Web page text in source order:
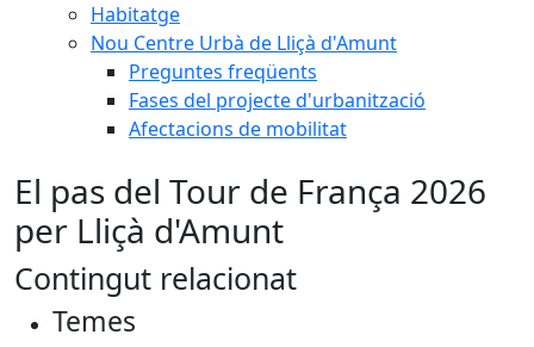
Habitatge
Nou Centre Urbà de Lliçà d'Amunt
Preguntes freqüents
Fases del projecte d'urbanització
Afectacions de mobilitat
El pas del Tour de França 2026
per Lliçà d'Amunt
Contingut relacionat
Temes